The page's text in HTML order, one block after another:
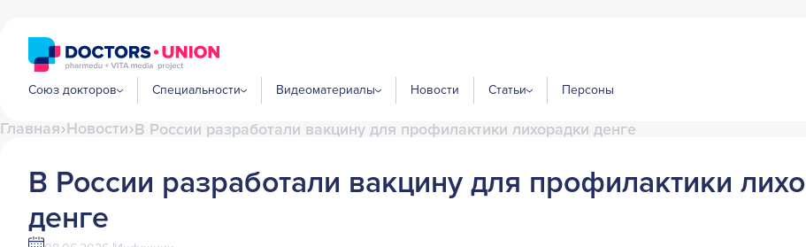
Союз докторов Специальности Видеоматериалы Новости Статьи Персоны
Главная Новости В России разработали вакцину для профилактики лихорадки денге
В России разработали вакцину для профилактики
денге